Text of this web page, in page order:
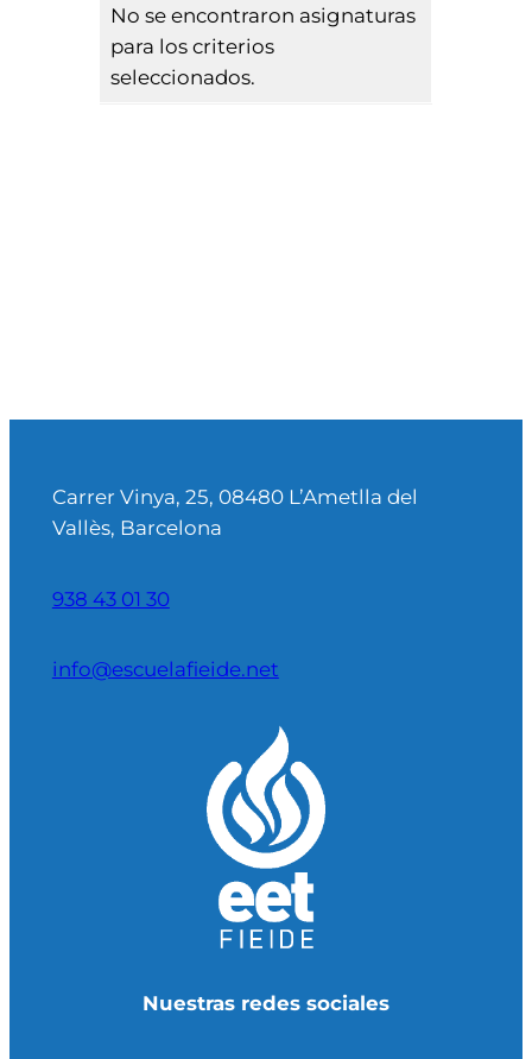
No se encontraron asignaturas
para los criterios
seleccionados.
Carrer Vinya, 25, 08480 L’Ametlla del
Vallès, Barcelona
938 43 01 30
info@escuelafieide.net
Nuestras redes sociales